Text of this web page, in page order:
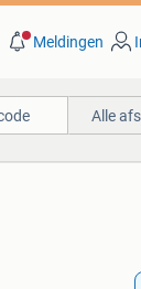
Meldingen
Alle